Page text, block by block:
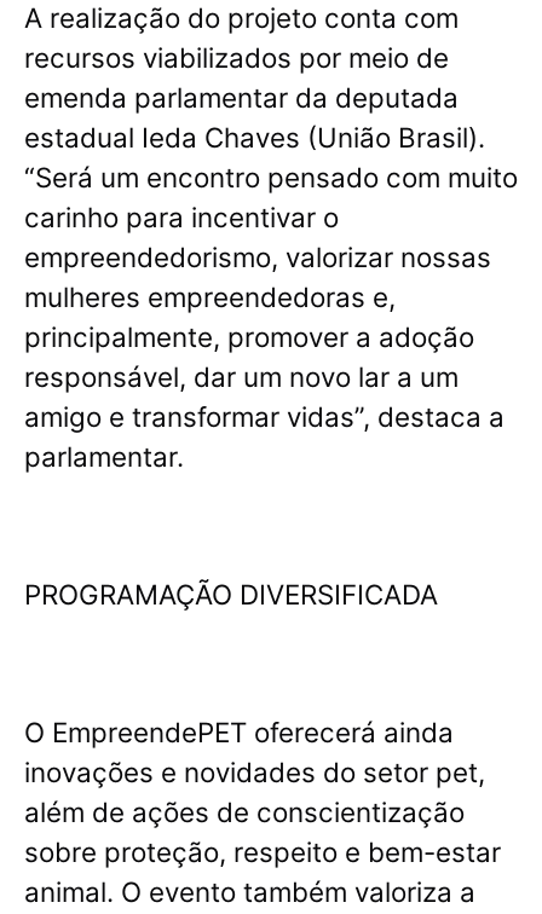
A realização do projeto conta com
recursos viabilizados por meio de
emenda parlamentar da deputada
estadual Ieda Chaves (União Brasil).
“Será um encontro pensado com muito
carinho para incentivar o
empreendedorismo, valorizar nossas
mulheres empreendedoras e,
principalmente, promover a adoção
responsável, dar um novo lar a um
amigo e transformar vidas”, destaca a
parlamentar.
PROGRAMAÇÃO DIVERSIFICADA
O EmpreendePET oferecerá ainda
inovações e novidades do setor pet,
além de ações de conscientização
sobre proteção, respeito e bem-estar
animal. O evento também valoriza a